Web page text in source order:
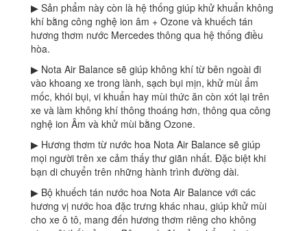
▶ Sản phẩm này còn là hệ thống giúp khử khuẩn không
khí bằng công nghệ ion âm + Ozone và khuếch tán
hương thơm nước Mercedes thông qua hệ thống điều
hòa.
▶ Nota Air Balance sẽ giúp không khí từ bên ngoài đi
vào khoang xe trong lành, sạch bụi mịn, khử mùi ẩm
mốc, khói bụi, vi khuẩn hay mùi thức ăn còn xót lại trên
xe và làm không khí thông thoáng hơn, thông qua công
nghệ ion Âm và khử mùi bằng Ozone.
▶ Hương thơm từ nước hoa Nota Air Balance sẽ giúp
mọi người trên xe cảm thấy thư giãn nhất. Đặc biệt khi
bạn di chuyển trên những hành trình đường dài.
▶ Bộ khuếch tán nước hoa Nota Air Balance với các
hương vị nước hoa đặc trưng khác nhau, giúp khử mùi
cho xe ô tô, mang đến hương thơm riêng cho không